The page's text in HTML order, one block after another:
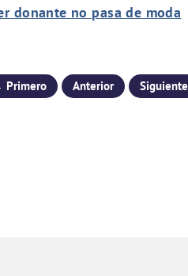
donante no pasa de moda
Anterior Siguiente